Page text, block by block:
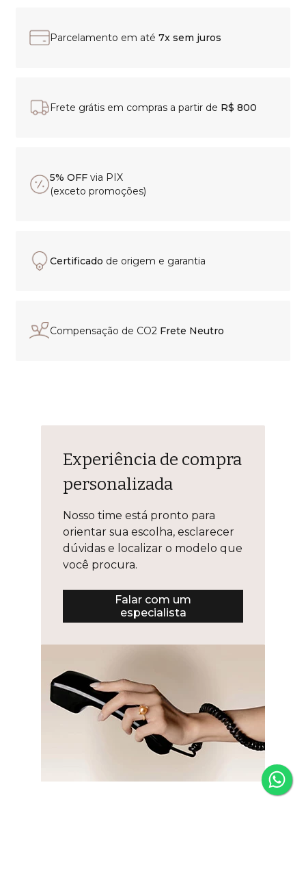
Parcelamento em até 7x sem juros
Frete grátis em compras a partir de R$ 800
5% OFF via PIX
(exceto promoções)
Certificado de origem e garantia
Compensação de CO2 Frete Neutro
Experiência de compra
personalizada
Nosso time está pronto para
orientar sua escolha, esclarecer
dúvidas e localizar o modelo que
você procura.
Falar com um
especialista